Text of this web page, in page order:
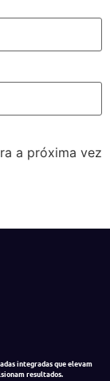
a próxima vez
integradas que elevam
resultados.